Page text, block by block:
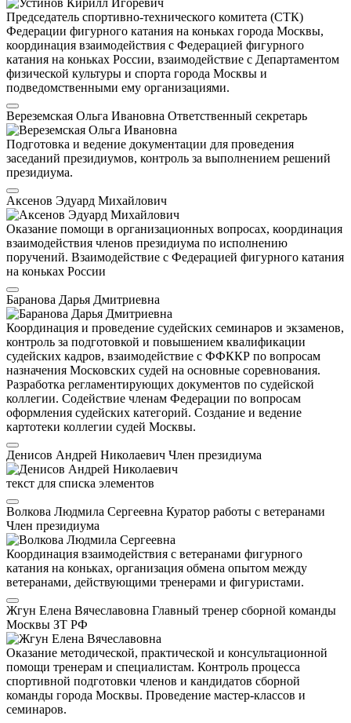
Председатель спортивно-технического комитета (СТК)
Федерации фигурного катания на коньках города Москвы,
координация взаимодействия с Федерацией фигурного
катания на коньках России, взаимодействие с Департаментом
физической культуры и спорта города Москвы и
подведомственными ему организациями.
Вереземская Ольга Ивановна Ответственный секретарь
Подготовка и ведение документации для проведения
заседаний президиумов, контроль за выполнением решений
президиума.
Аксенов Эдуард Михайлович
Оказание помощи в организационных вопросах, координация
взаимодействия членов президиума по исполнению
поручений. Взаимодействие с Федерацией фигурного катания
на коньках России
Баранова Дарья Дмитриевна
Координация и проведение судейских семинаров и экзаменов,
контроль за подготовкой и повышением квалификации
судейских кадров, взаимодействие с ФФККР по вопросам
назначения Московских судей на основные соревнования.
Разработка регламентирующих документов по судейской
коллегии. Содействие членам Федерации по вопросам
оформления судейских категорий. Создание и ведение
картотеки коллегии судей Москвы.
Денисов Андрей Николаевич Член президиума
текст для списка элементов
Волкова Людмила Сергеевна Куратор работы с ветеранами
Член президиума
Координация взаимодействия с ветеранами фигурного
катания на коньках, организация обмена опытом между
ветеранами, действующими тренерами и фигуристами.
Жгун Елена Вячеславовна Главный тренер сборной команды
Москвы ЗТ РФ
Оказание методической, практической и консультационной
помощи тренерам и специалистам. Контроль процесса
спортивной подготовки членов и кандидатов сборной
команды города Москвы. Проведение мастер-классов и
семинаров.